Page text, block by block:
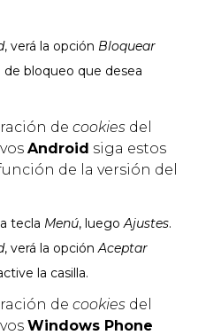
, verá la opción Bloquear
bloqueo que desea
de cookies del
Android siga estos
de la versión del
tecla Menú, luegoAjustes.
, verá la opciónAceptar
la casilla.
de cookies del
Windows Phone